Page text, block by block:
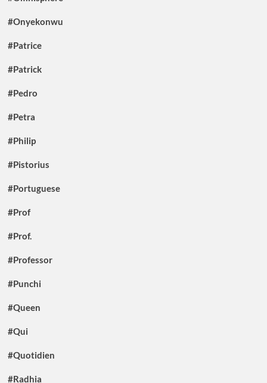
#Onyekonwu
#Patrice
#Patrick
#Pedro
#Petra
#Philip
#Pistorius
#Portuguese
#Prof
#Prof.
#Professor
#Punchi
#Queen
#Qui
#Quotidien
#Radhia